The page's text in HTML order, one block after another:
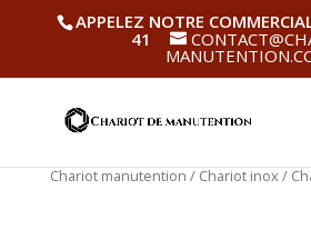
APPELEZ NOTRE
41
Chariot manutention / Chariot inox/